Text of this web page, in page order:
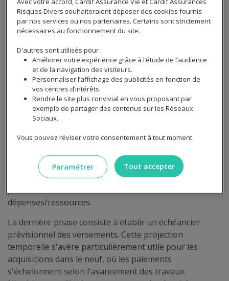
bancaires seront scrutés par les établissements
prêteurs. Un CDI hors période d'essai augmente vos
chances d'obtenir le prêt souhaité.
Quelles sont les étapes de la construction
du plan de financement ?
La construction d'un plan de financement débute par
un recensement exhaustif des dépenses. Chiffrez
précisément le coût du bien, les frais de notaire et les
éventuels travaux à prévoir.
L'analyse de vos ressources constitue la seconde phase
: épargne disponible, livrets bancaires, plan d'épargne
logement ou donations familiales. Un tableau détaillé
permet de visualiser clairement ce ratio
dépenses/ressources.
La dernière phase consiste à établir un échéancier
prévisionnel des versements. Cette projection
temporelle s'avère particulièrement utile pour les
acquisitions dans le neuf, où les paiements
s'échelonnent selon l'avancement des travaux.
Risques Divers souhaiteraient déposer des cookies fournis
par nos services ou nos partenaires. Certains sont strictement
nécessaires au fonctionnement du site.
D'autres sont utilisés pour :
Améliorer votre expérience grâce à l’étude de l’audience
et de la navigation des visiteurs.
Personnaliser l’affichage des publicités en fonction de
vos centres d’intérêts.
Rendre le site plus convivial en vous proposant par
exemple de partager des contenus sur les Réseaux
Sociaux.
Vous pouvez réviser votre consentement à tout moment.
Tout accepter
Paramétrer